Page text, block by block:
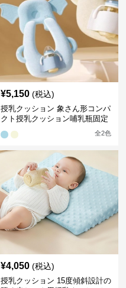
¥5,150 (税込)
授乳クッション 象さん形コンパ
クト授乳クッション哺乳瓶固定
全2色
¥4,050 (税込)
授乳クッション 15度傾斜設計の